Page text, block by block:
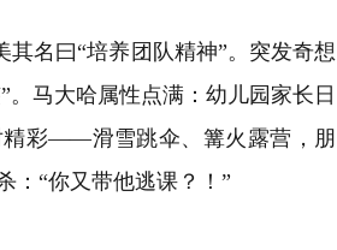
名曰“培养团队精神”。突发奇想
马大哈属性点满：幼儿园家长日
精彩——滑雪跳伞、篝火露营，朋
：“你又带他逃课？！”